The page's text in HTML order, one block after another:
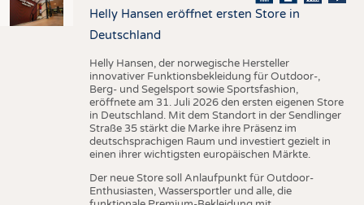
Helly Hansen eröffnet ersten Store in
Deutschland
Helly Hansen, der norwegische Hersteller
innovativer Funktionsbekleidung für Outdoor-,
Berg- und Segelsport sowie Sportsfashion,
eröffnete am 31. Juli 2026 den ersten eigenen Store
in Deutschland. Mit dem Standort in der Sendlinger
Straße 35 stärkt die Marke ihre Präsenz im
deutschsprachigen Raum und investiert gezielt in
einen ihrer wichtigsten europäischen Märkte.
Der neue Store soll Anlaufpunkt für Outdoor-
Enthusiasten, Wassersportler und alle, die